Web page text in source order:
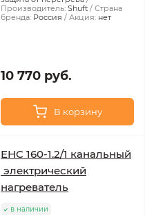
Производитель: Shuft
Страна
бренда: Россия Акция: нет
10 770 руб.
В корзину
EHC 160-1.2/1 канальный
электрический
нагреватель
в наличии